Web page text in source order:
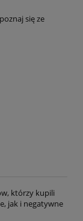
się ze
którzy kupili
jak i negatywne